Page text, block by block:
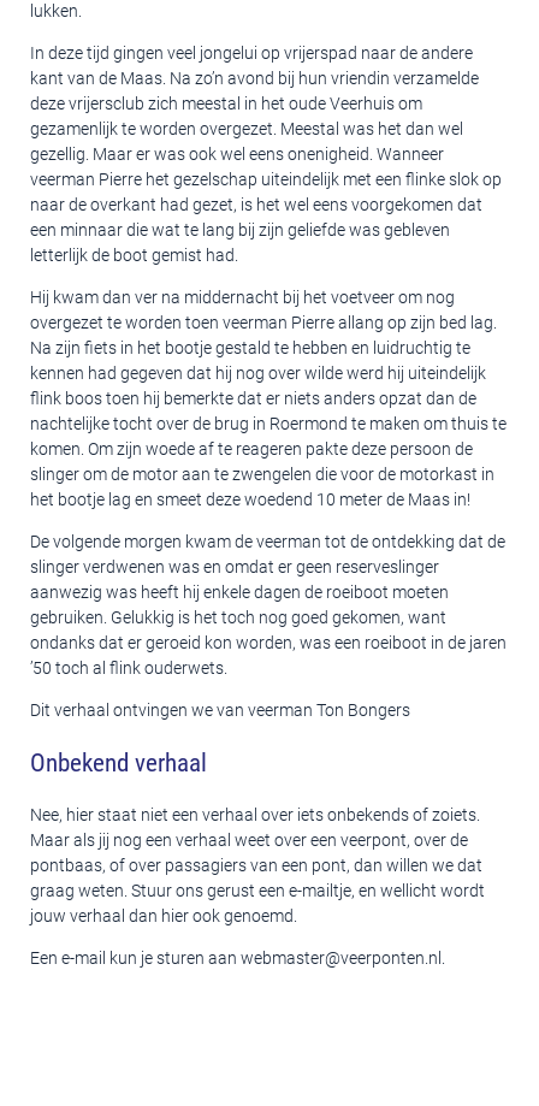
lukken.
In deze tijd gingen veel jongelui op vrijerspad naar de andere
kant van de Maas. Na zo’n avond bij hun vriendin verzamelde
deze vrijersclub zich meestal in het oude Veerhuis om
gezamenlijk te worden overgezet. Meestal was het dan wel
gezellig. Maar er was ook wel eens onenigheid. Wanneer
veerman Pierre het gezelschap uiteindelijk met een flinke slok op
naar de overkant had gezet, is het wel eens voorgekomen dat
een minnaar die wat te lang bij zijn geliefde was gebleven
letterlijk de boot gemist had.
Hij kwam dan ver na middernacht bij het voetveer om nog
overgezet te worden toen veerman Pierre allang op zijn bed lag.
Na zijn fiets in het bootje gestald te hebben en luidruchtig te
kennen had gegeven dat hij nog over wilde werd hij uiteindelijk
flink boos toen hij bemerkte dat er niets anders opzat dan de
nachtelijke tocht over de brug in Roermond te maken om thuis te
komen. Om zijn woede af te reageren pakte deze persoon de
slinger om de motor aan te zwengelen die voor de motorkast in
het bootje lag en smeet deze woedend 10 meter de Maas in!
De volgende morgen kwam de veerman tot de ontdekking dat de
slinger verdwenen was en omdat er geen reserveslinger
aanwezig was heeft hij enkele dagen de roeiboot moeten
gebruiken. Gelukkig is het toch nog goed gekomen, want
ondanks dat er geroeid kon worden, was een roeiboot in de jaren
’50 toch al flink ouderwets.
Dit verhaal ontvingen we van veerman Ton Bongers
Onbekend verhaal
Nee, hier staat niet een verhaal over iets onbekends of zoiets.
Maar als jij nog een verhaal weet over een veerpont, over de
pontbaas, of over passagiers van een pont, dan willen we dat
graag weten. Stuur ons gerust een e-mailtje, en wellicht wordt
jouw verhaal dan hier ook genoemd.
Een e-mail kun je sturen aan webmaster@veerponten.nl.